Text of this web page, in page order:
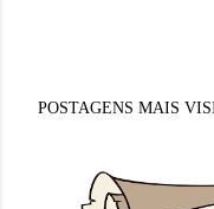
POSTAGENS MAIS